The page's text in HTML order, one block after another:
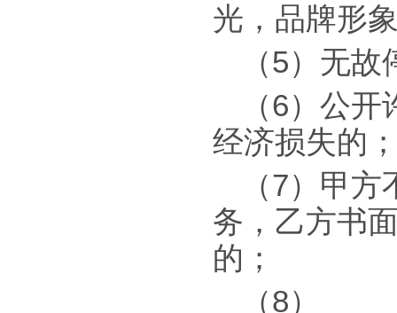
光，品牌形
（5）无
（6）公
经济损失的
（7）甲
务，乙方书
的；
（8）